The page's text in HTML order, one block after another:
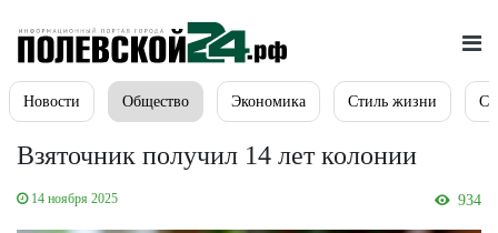
Новости Общество Экономика Стиль жизни
Взяточник получил 14 лет колонии
14 ноября 2025 934